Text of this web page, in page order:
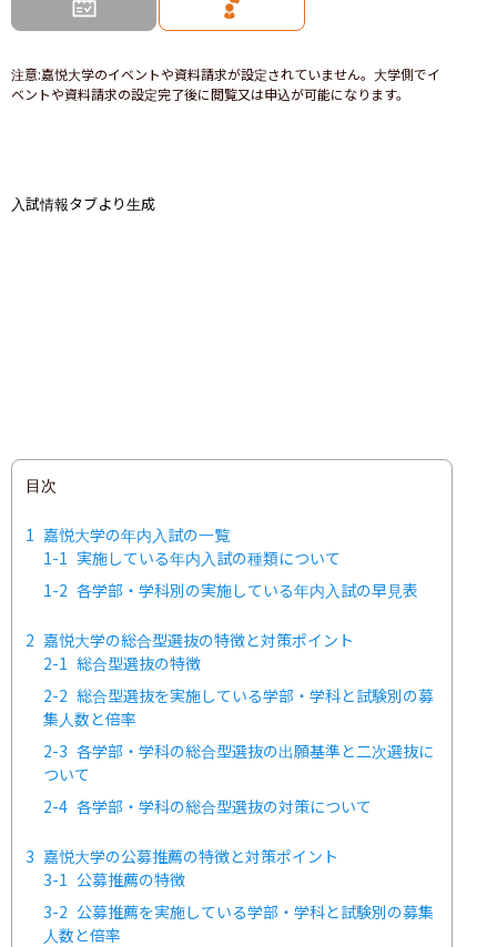
注意:嘉悦大学のイベントや資料請求が設定されていません。大学側でイ
ベントや資料請求の設定完了後に閲覧又は申込が可能になります。
入試情報タブより生成
目次
1 嘉悦大学の年内入試の一覧
1-1 実施している年内入試の種類について
1-2 各学部・学科別の実施している年内入試の早見表
2 嘉悦大学の総合型選抜の特徴と対策ポイント
2-1 総合型選抜の特徴
2-2 総合型選抜を実施している学部・学科と試験別の募
集人数と倍率
2-3 各学部・学科の総合型選抜の出願基準と二次選抜に
ついて
2-4 各学部・学科の総合型選抜の対策について
3 嘉悦大学の公募推薦の特徴と対策ポイント
3-1 公募推薦の特徴
3-2 公募推薦を実施している学部・学科と試験別の募集
人数と倍率